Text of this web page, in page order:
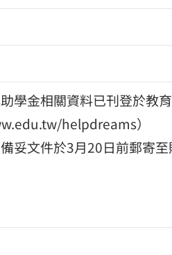
學金相關資料已刊登於教
helpdreams）
妥文件於3月20日前郵寄